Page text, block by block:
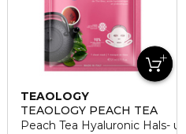
TEAOLOGY
TEAOLOGY PEACH TEA
Peach Tea Hyaluronic Hals-